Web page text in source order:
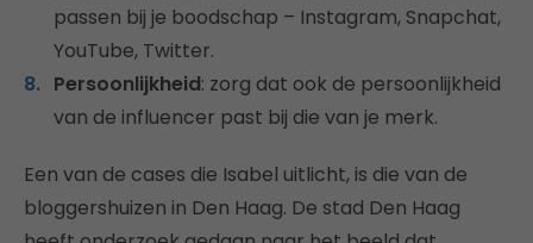
passen bij je boodschap – Instagram, Snapchat,
YouTube, Twitter.
Persoonlijkheid: zorg dat ook de persoonlijkheid
van de influencer past bij die van je merk.
Een van de cases die Isabel uitlicht, is die van de
bloggershuizen in Den Haag. De stad Den Haag